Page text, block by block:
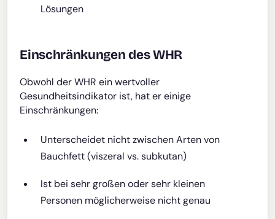
Lösungen
Einschränkungen des WHR
Obwohl der WHR ein wertvoller
Gesundheitsindikator ist, hat er einige
Einschränkungen:
Unterscheidet nicht zwischen Arten von
Bauchfett (viszeral vs. subkutan)
Ist bei sehr großen oder sehr kleinen
Personen möglicherweise nicht genau